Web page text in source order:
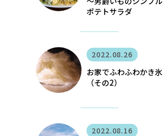
ポテトサラダ
2022.08.26
お家でふわふわかき氷
（その2）
2022.08.16